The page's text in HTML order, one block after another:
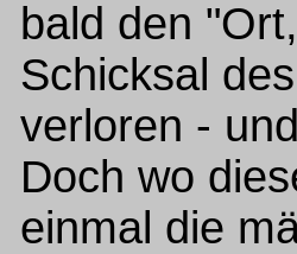
bald den
Schicksal
verloren -
Doch wo
einmal die